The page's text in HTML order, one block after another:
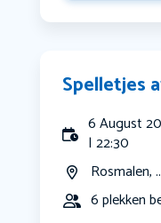
Spelletjes
6 August
| 22:30
Rosmalen,
6 plekken